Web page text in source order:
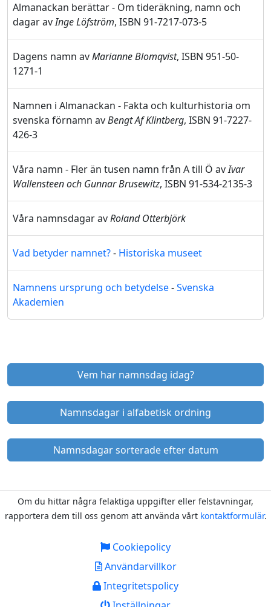
Almanackan berättar - Om tideräkning, namn och
dagar avInge Löfström, ISBN 91-7217-073-5
Dagens namn avMarianne Blomqvist, ISBN 951-50-
1271-1
Namnen i Almanackan - Fakta och kulturhistoria om
svenska förnamn avBengt Af Klintberg, ISBN 91-7227-
426-3
Våra namn - Fler än tusen namn från A till Ö avIvar
Wallensteen och Gunnar Brusewitz, ISBN 91-534-2135-3
Våra namnsdagar avRoland Otterbjörk
Vad betyder namnet?- Historiska museet
Namnens ursprung och betydelse-Svenska
Akademien
Vem har namnsdag idag?
Namnsdagar i alfabetisk ordning
Namnsdagar sorterade efter datum
Om du hittar några felaktiga uppgifter eller felstavningar,
rapportera dem till oss genom att använda vårt kontaktformulär.
Cookiepolicy
Användarvillkor
Integritetspolicy